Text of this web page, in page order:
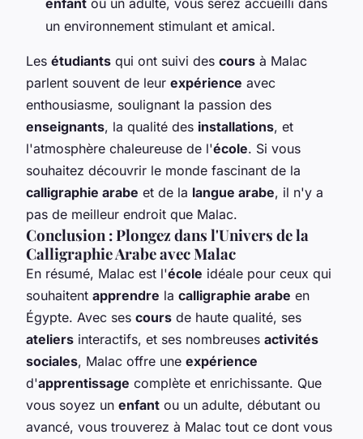
enfant ou un adulte, vous serez accueilli dans
un environnement stimulant et amical.
Les étudiants qui ont suivi des cours à Malac
parlent souvent de leur expérience avec
enthousiasme, soulignant la passion des
enseignants, la qualité des installations, et
l'atmosphère chaleureuse de l'école. Si vous
souhaitez découvrir le monde fascinant de la
calligraphie arabe et de la langue arabe, il n'y a
pas de meilleur endroit que Malac.
Conclusion : Plongez dans l'Univers de la
Calligraphie Arabe avec Malac
En résumé, Malac est l'école idéale pour ceux qui
souhaitent apprendre la calligraphie arabe en
Égypte. Avec ses cours de haute qualité, ses
ateliers interactifs, et ses nombreuses activités
sociales, Malac offre une expérience
d'apprentissage complète et enrichissante. Que
vous soyez un enfant ou un adulte, débutant ou
avancé, vous trouverez à Malac tout ce dont vous